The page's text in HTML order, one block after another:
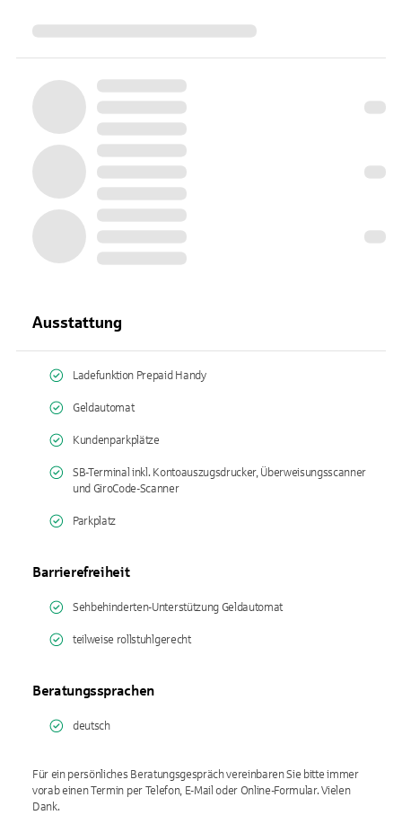
Ausstattung
Ladefunktion Prepaid Handy
Geldautomat
Kundenparkplätze
SB-Terminal inkl. Kontoauszugsdrucker, Überweisungsscanner
und GiroCode-Scanner
Parkplatz
Barrierefreiheit
Sehbehinderten-Unterstützung Geldautomat
teilweise rollstuhlgerecht
Beratungssprachen
deutsch
Für ein persönliches Beratungsgespräch vereinbaren Sie bitte immer
vorab einen Termin per Telefon, E-Mail oder Online-Formular. Vielen
Dank.